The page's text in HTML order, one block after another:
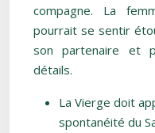
compagne. La
pourrait se sentir
son partenaire et
détails.
La Vierge doit
spontanéité du